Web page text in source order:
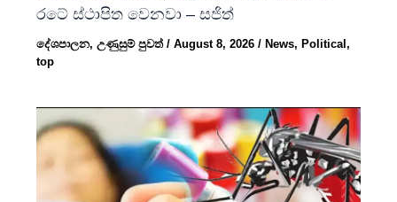
රටේ ස්ථාපිත වෙනවා – සජිත්
දේශපාලන,උණුසුම් පුවත්/August 8, 2026/News,Political,
top